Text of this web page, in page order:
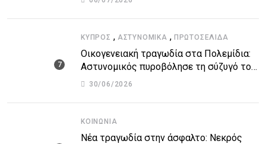
ΚΎΠΡΟΣ , ΑΣΤΥΝΟΜΙΚΆ , ΠΡΩΤΟΣΈΛΙΔΑ
Οικογενειακή τραγωδία στα Πολεμίδια:
Αστυνομικός πυροβόλησε τη σύζυγό του
και αυτοκτόνησε
30/06/2026
ΚΟΙΝΩΝΊΑ
Νέα τραγωδία στην άσφαλτο: Νεκρός